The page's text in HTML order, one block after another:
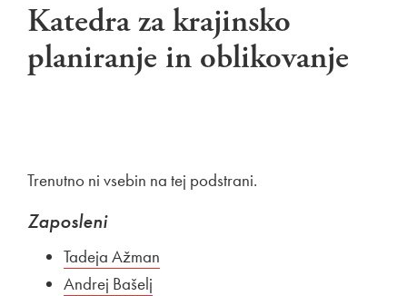
Katedra za krajinsko
planiranje in oblikovanje
Trenutno ni vsebin na tej podstrani.
Zaposleni
Tadeja Ažman
Andrej Bašelj